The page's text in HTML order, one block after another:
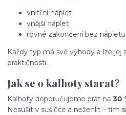
vnitřní náplet
vnější náplet
rovné zakončení bez nápletu
Každý typ má své výhody a lze jej
praktičnosti.
Jak se o kalhoty starat?
Kalhoty doporučujeme prát na 30
Nesušit v sušičce a nežehlit – tím